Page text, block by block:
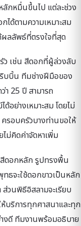
กหมื่นขึ้นไป แต่ละช่วง
ได้ตามความเหมาะสม
ผลลัพธ์ที่ตรงใจที่สุด
ว เช่น สีดอกที่ผู้ล่วงลับ
บบิ้น ทีมช่างฝีมือของ
25 ปี สามารถ
อย่างเหมาะสม โดยไม่
รอบครัวบางท่านขอให้
ม่คิดค่าจัดหาเพิ่ม
ดอกหลัก รูปทรงพื้น
ธจะใช้ดอกขาวเป็นหลัก
วนพิธีอิสลามจะเรียบ
บริการทุกศาสนาและทุก
างดี ทีมงานพร้อมอธิบาย